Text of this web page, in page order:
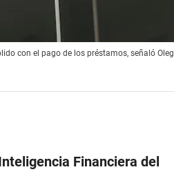
con el pago de los préstamos, señaló Oleg
Financiera del